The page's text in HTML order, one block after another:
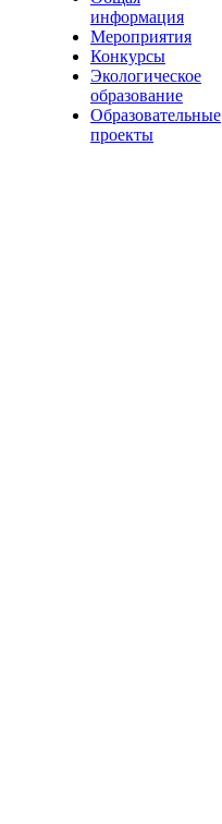
информация
Мероприятия
Конкурсы
Экологическое
образование
Образовательные
проекты